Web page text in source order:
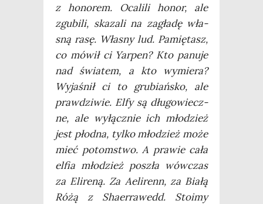
z hono­rem. Oca­li­li honor, ale
zgu­bi­li, ska­za­li na zagła­dę wła­
sną rasę. Wła­sny lud. Pamię­tasz,
co mówił ci Yar­pen? Kto panu­je
nad świa­tem, a kto wymie­ra?
Wyja­śnił ci to gru­biań­sko, ale
praw­dzi­wie. Elfy są dłu­go­wiecz­
ne, ale wyłącz­nie ich mło­dzież
jest płod­na, tyl­ko mło­dzież może
mieć potom­stwo. A pra­wie cała
elfia mło­dzież poszła wów­czas
za Eli­re­ną. Za Aeli­renn, za Bia­łą
Różą z Sha­er­ra­wedd. Sto­imy